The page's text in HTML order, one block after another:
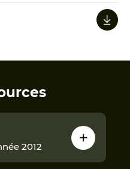
2012